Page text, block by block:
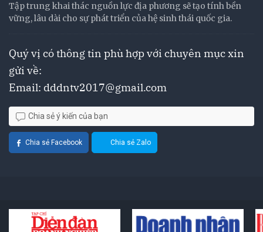
Tập trung khai thác nguồn lực địa phương sẽ tạo tính bền
vững, lâu dài cho sự phát triển của hệ sinh thái quốc gia.
Quý vị có thông tin phù hợp với chuyên mục xin
gửi về:
Email: dddntv2017@gmail.com
Chia sẻ ý kiến của bạn
Chia sẻ Facebook Chia sẻ Zalo